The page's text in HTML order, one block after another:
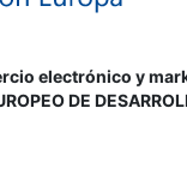
electrónico y
DE